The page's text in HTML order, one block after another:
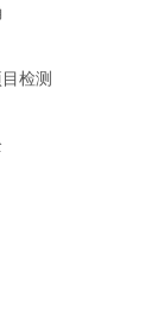
检测